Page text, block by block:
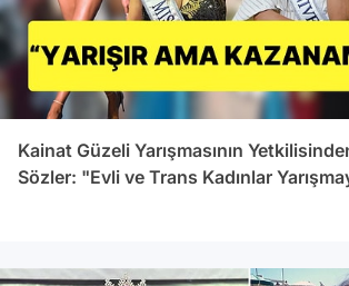
Kainat Güzeli Yarışmasının
Sözler: "Evli ve Trans Kadınlar